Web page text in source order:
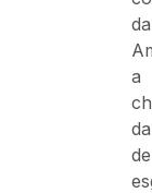
da
a
de